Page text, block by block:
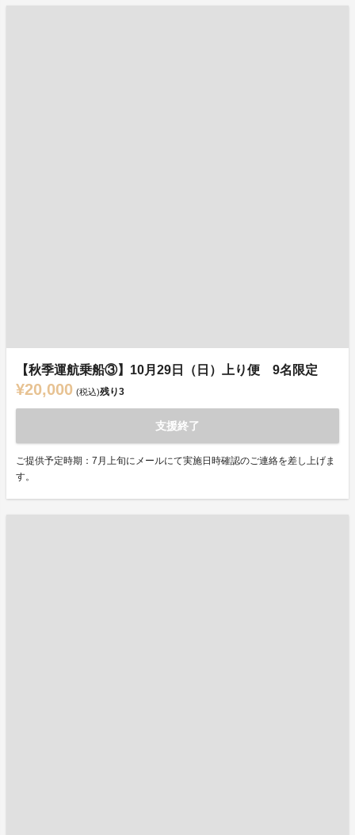
【秋季運航乗船③】10月29日（日）上り便 9名限定
¥20,000 (税込)残り3
支援終了
ご提供予定時期：7月上旬にメールにて実施日時確認のご連絡を差し上げま
す。